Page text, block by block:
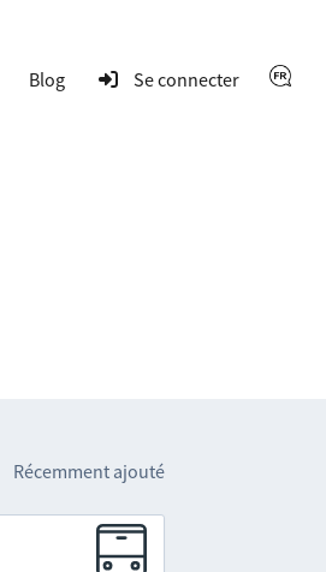
Blog Se connecter
Récemment ajouté